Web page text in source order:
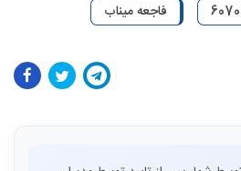
فاجعه میناب